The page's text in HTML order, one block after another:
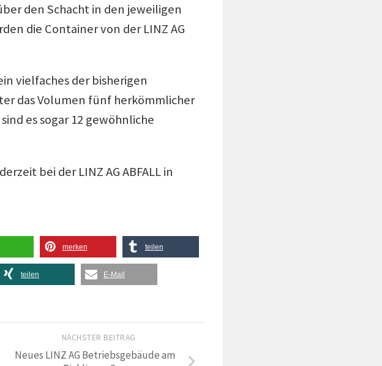
den Schacht in den jeweiligen
die Container von der LINZ AG
vielfaches der bisherigen
das Volumen fünf herkömmlicher
es sogar 12 gewöhnliche
bei der LINZ AG ABFALL in
merken teilen
teilen E-Mail
NÄCHSTER BEITRAG
Neues LINZ AG Betriebsgebäude am